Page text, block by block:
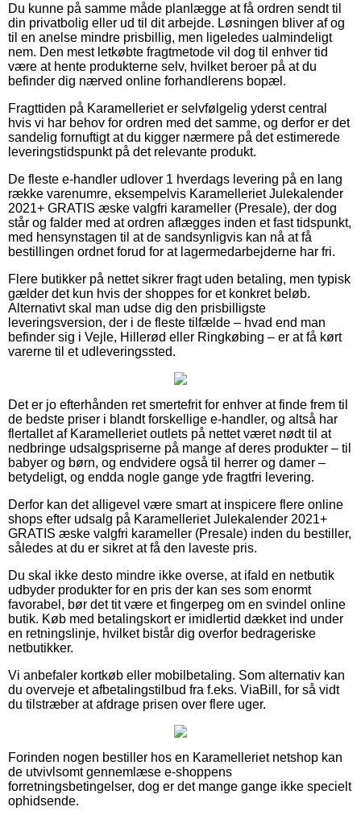
Du kunne på samme måde planlægge at få ordren sendt til
din privatbolig eller ud til dit arbejde. Løsningen bliver af og
til en anelse mindre prisbillig, men ligeledes ualmindeligt
nem. Den mest letkøbte fragtmetode vil dog til enhver tid
være at hente produkterne selv, hvilket beroer på at du
befinder dig nærved online forhandlerens bopæl.
Fragttiden på Karamelleriet er selvfølgelig yderst central
hvis vi har behov for ordren med det samme, og derfor er det
sandelig fornuftigt at du kigger nærmere på det estimerede
leveringstidspunkt på det relevante produkt.
De fleste e-handler udlover 1 hverdags levering på en lang
række varenumre, eksempelvis Karamelleriet Julekalender
2021+ GRATIS æske valgfri karameller (Presale), der dog
står og falder med at ordren aflægges inden et fast tidspunkt,
med hensynstagen til at de sandsynligvis kan nå at få
bestillingen ordnet forud for at lagermedarbejderne har fri.
Flere butikker på nettet sikrer fragt uden betaling, men typisk
gælder det kun hvis der shoppes for et konkret beløb.
Alternativt skal man udse dig den prisbilligste
leveringsversion, der i de fleste tilfælde – hvad end man
befinder sig i Vejle, Hillerød eller Ringkøbing – er at få kørt
varerne til et udleveringssted.
Det er jo efterhånden ret smertefrit for enhver at finde frem til
de bedste priser i blandt forskellige e-handler, og altså har
flertallet af Karamelleriet outlets på nettet været nødt til at
nedbringe udsalgspriserne på mange af deres produkter – til
babyer og børn, og endvidere også til herrer og damer –
betydeligt, og endda nogle gange yde fragtfri levering.
Derfor kan det alligevel være smart at inspicere flere online
shops efter udsalg på Karamelleriet Julekalender 2021+
GRATIS æske valgfri karameller (Presale) inden du bestiller,
således at du er sikret at få den laveste pris.
Du skal ikke desto mindre ikke overse, at ifald en netbutik
udbyder produkter for en pris der kan ses som enormt
favorabel, bør det tit være et fingerpeg om en svindel online
butik. Køb med betalingskort er imidlertid dækket ind under
en retningslinje, hvilket bistår dig overfor bedrageriske
netbutikker.
Vi anbefaler kortkøb eller mobilbetaling. Som alternativ kan
du overveje et afbetalingstilbud fra f.eks. ViaBill, for så vidt
du tilstræber at afdrage prisen over flere uger.
Forinden nogen bestiller hos en Karamelleriet netshop kan
de utvivlsomt gennemlæse e-shoppens
forretningsbetingelser, dog er det mange gange ikke specielt
ophidsende.